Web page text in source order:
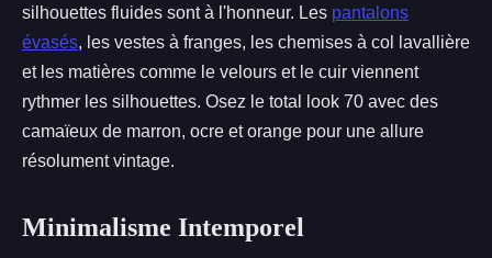
silhouettes fluides sont à l'honneur. Les pantalons
évasés, les vestes à franges, les chemises à col lavallière
et les matières comme le velours et le cuir viennent
rythmer les silhouettes. Osez le total look 70 avec des
camaïeux de marron, ocre et orange pour une allure
résolument vintage.
Minimalisme Intemporel